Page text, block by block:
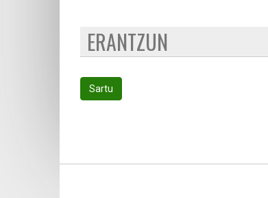
ERANTZUN
Sartu